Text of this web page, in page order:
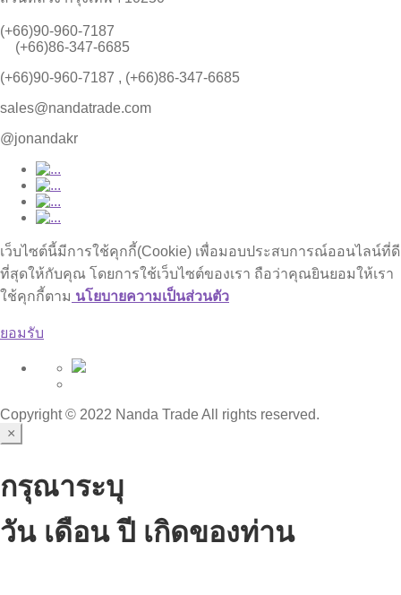
(+66)90-960-7187
(+66)86-347-6685
(+66)90-960-7187 , (+66)86-347-6685
sales@nandatrade.com
@jonandakr
เว็บไซต์นี้มีการใช้คุกกี้(Cookie) เพื่อมอบประสบการณ์ออนไลน์ที่ดี
ที่สุดให้กับคุณ โดยการใช้เว็บไซต์ของเรา ถือว่าคุณยินยอมให้เรา
ใช้คุกกี้ตาม นโยบายความเป็นส่วนตัว
ยอมรับ
Copyright © 2022 Nanda Trade All rights reserved.
×
กรุณาระบุ
วัน เดือน ปี เกิดของท่าน